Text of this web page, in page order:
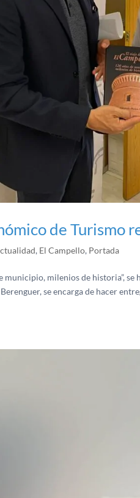
de Turismo
, El Campello, Portada
municipio, milenios de historia”,
se encarga de hacer